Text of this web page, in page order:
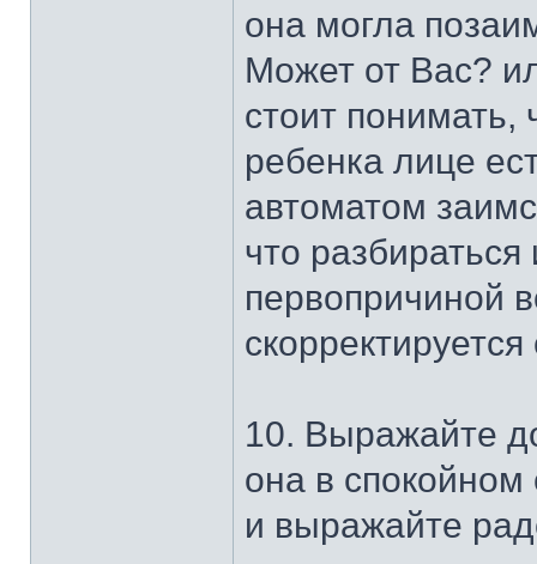
она могла
Может от Вас?
стоит
ребенка лице
автоматом
что
первопричиной
10. Выражайте
она в спокойном
и выражайте